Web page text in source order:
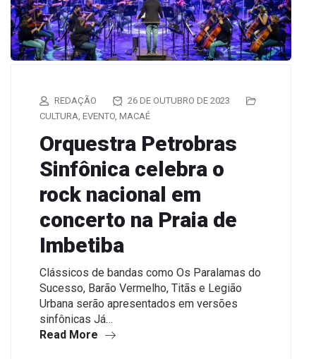
REDAÇÃO
26 DE OUTUBRO DE 2023
CULTURA, EVENTO, MACAÉ
Orquestra Petrobras
Sinfônica celebra o
rock nacional em
concerto na Praia de
Imbetiba
Clássicos de bandas como Os Paralamas do
Sucesso, Barão Vermelho, Titãs e Legião
Urbana serão apresentados em versões
sinfônicas Já…
Read More